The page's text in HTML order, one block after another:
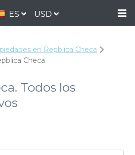
ES USD
en Repblica Checa
Checa
Todos los